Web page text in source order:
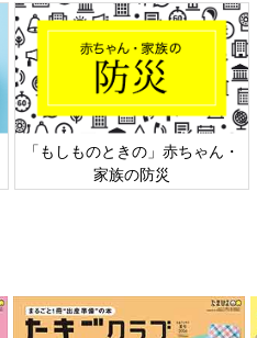
六星占術 細木かおりさんの人生
相談